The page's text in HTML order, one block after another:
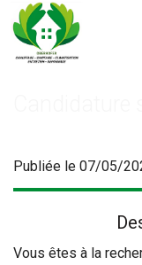
Publiée le 07/05/
Vous êtes à la